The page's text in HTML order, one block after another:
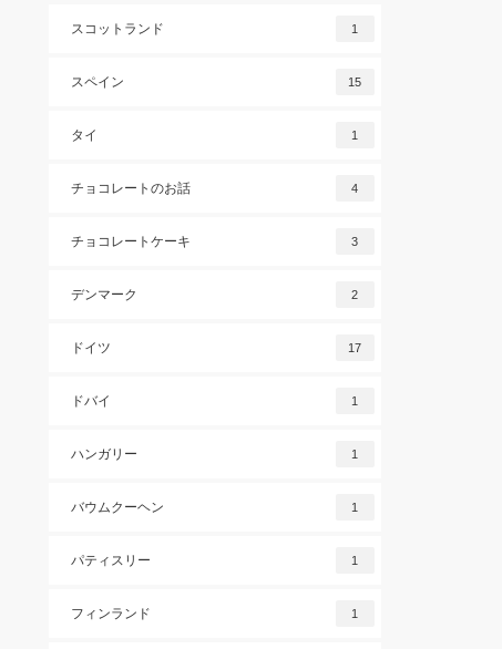
スコットランド 1
スペイン 15
タイ 1
チョコレートのお話 4
チョコレートケーキ 3
デンマーク 2
ドイツ 17
ドバイ 1
ハンガリー 1
バウムクーヘン 1
パティスリー 1
フィンランド 1